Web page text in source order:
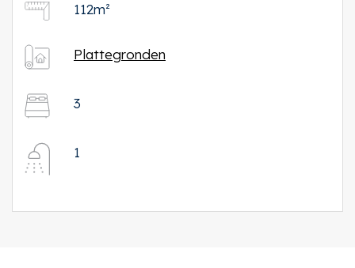
112m²
Plattegronden
3
1